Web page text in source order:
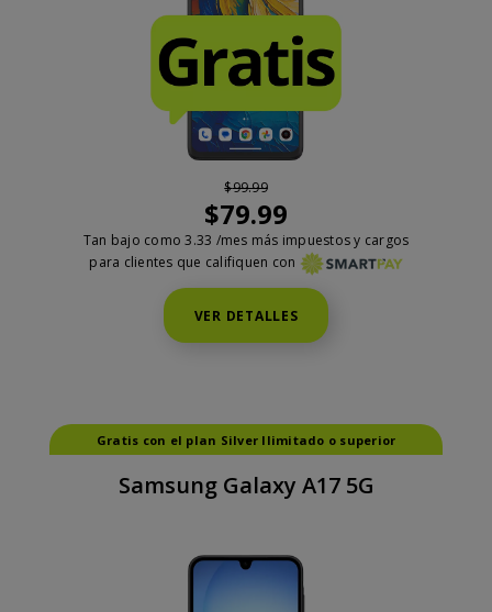
$99.99
$79.99
Tan bajo como3.33 /mes más impuestos y cargos
para clientes que califiquen con
VER DETALLES
Gratis con el plan Silver Ilimitado o superior
Samsung Galaxy A17 5G